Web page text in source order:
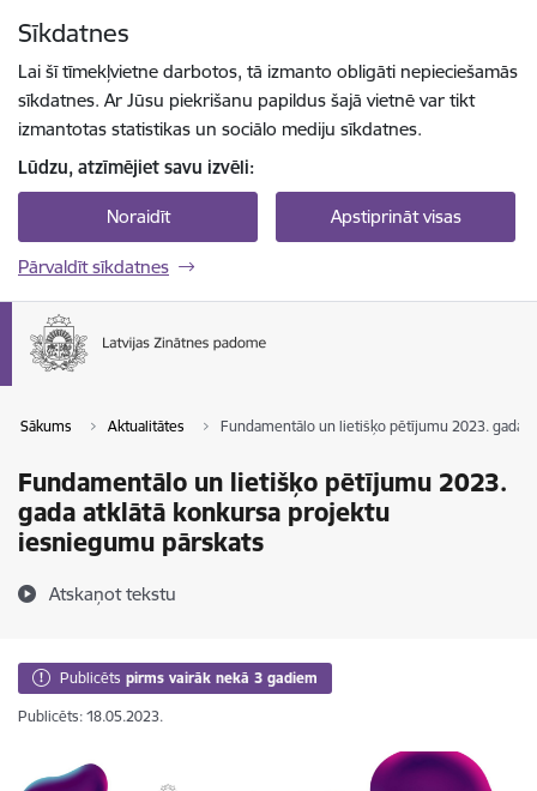
Sīkdatnes
Lai šī tīmekļvietne darbotos, tā izmanto obligāti nepieciešamās
sīkdatnes. Ar Jūsu piekrišanu papildus šajā vietnē var tikt
izmantotas statistikas un sociālo mediju sīkdatnes.
Lūdzu, atzīmējiet savu izvēli:
Noraidīt Apstiprināt visas
Pārvaldīt sīkdatnes
Sākums Aktualitātes Fundamentālo un lietišķo pētījumu 2023. gada
Fundamentālo un lietišķo pētījumu 2023.
gada atklātā konkursa projektu
iesniegumu pārskats
Atskaņot tekstu
Publicēts pirms vairāk nekā 3 gadiem
Publicēts: 18.05.2023.